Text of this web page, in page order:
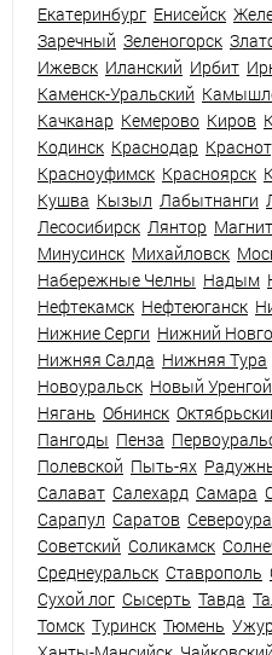
Екатеринбург Енисейск
Заречный Зеленогорск
Ижевск Иланский Ирбит
Каменск-Уральский
Качканар Кемерово Киров
Кодинск Краснодар
Красноуфимск Красноярск
Кушва Кызыл Лабытнанги
Лесосибирск Лянтор
Минусинск Михайловск
Набережные Челны Надым
Нефтекамск Нефтеюганск
Нижние Серги Нижний
Нижняя Салда Нижняя Тура
Новоуральск Новый Уренгой
Нягань Обнинск
Пангоды Пенза
Полевской Пыть-ях
Салават Салехард Самара
Сарапул Саратов
Советский Соликамск
Среднеуральск Ставрополь
Сухой лог Сысерть Тавда
Томск Туринск Тюмень Ужур